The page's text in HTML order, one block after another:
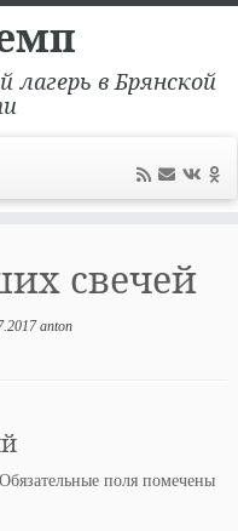
в Брянской
свечей
anton
Обязательные поля помечены